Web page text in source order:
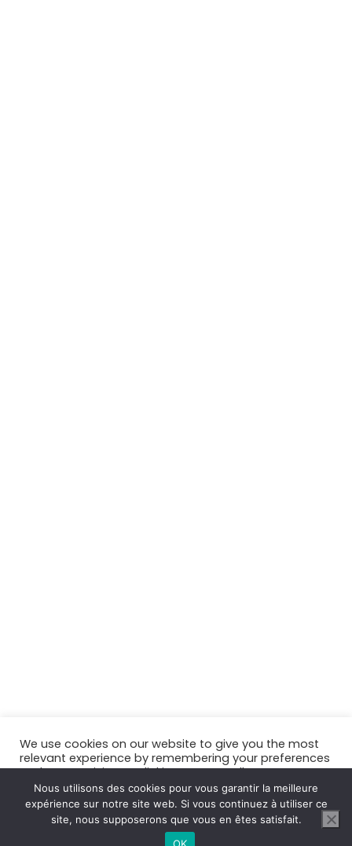
We use cookies on our website to give you the most
relevant experience by remembering your preferences
and repeat visits. By clicking “Accept All”, you consent
to the use of ALL the cookies. However, you may visit
"Cookie Settings" to provide a controlled consent.
Accept All
Nous utilisons des cookies pour vous garantir la meilleure
expérience sur notre site web. Si vous continuez à utiliser ce
site, nous supposerons que vous en êtes satisfait.
OK